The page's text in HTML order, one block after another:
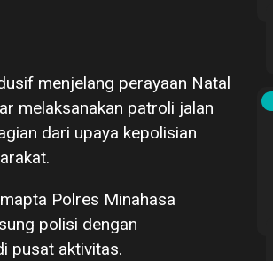
menjelang perayaan Natal
melaksanakan patroli jalan
dari upaya kepolisian
Polres Minahasa
polisi dengan
pusat aktivitas.